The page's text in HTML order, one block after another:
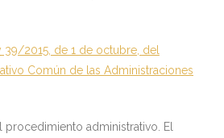
39/2015, de 1 de octubre, del
Común de las Administraciones
procedimiento administrativo. El